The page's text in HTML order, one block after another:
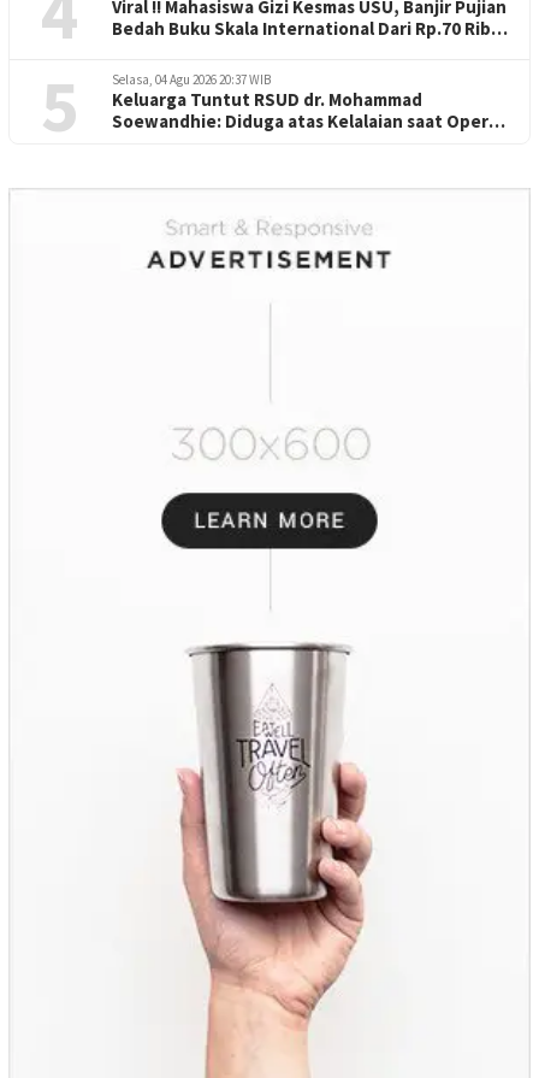
Viral !! Mahasiswa Gizi Kesmas USU, Banjir Pujian
Bedah Buku Skala International Dari Rp.70 Ribu
5 Selasa, 04 Agu 2026 20:37 WIB
Keluarga Tuntut RSUD dr. Mohammad
Soewandhie: Diduga atas Kelalaian saat Operasi